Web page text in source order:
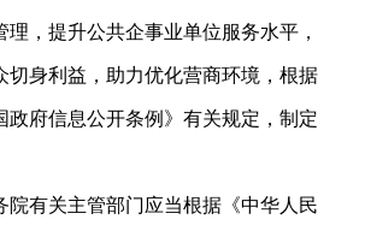
理，提升公共企事业单位服务水平，
切身利益，助力优化营商环境，根据
政府信息公开条例》有关规定，制定
有关主管部门应当根据《中华人民